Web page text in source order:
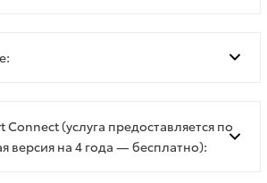
Connect (услуга предоставляется по
версия на 4 года — бесплатно):